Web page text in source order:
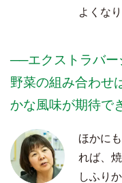
よくなり
──エクストラバー
野菜の組み合わせ
かな風味が期待で
ほかに
れば、
しふり